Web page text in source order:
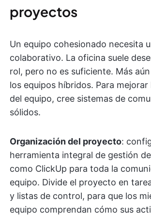
proyectos
Un equipo cohesionado necesita
colaborativo. La oficina suele
rol, pero no es suficiente. Más
los equipos híbridos. Para mejorar
del equipo, cree sistemas de
sólidos.
Organización del proyecto:
herramienta integral de gestión
como ClickUp para toda la
equipo. Divide el proyecto en
y listas de control, para que los
equipo comprendan cómo sus